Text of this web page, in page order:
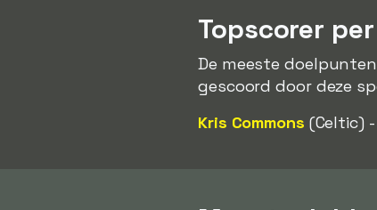
Topscorer
De meeste
gescoord door deze
Kris Commons (Celtic) -